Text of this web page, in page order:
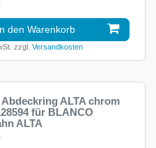
den Warenkorb
zzgl.Versandkosten
ALTA chrom
für BLANCO
ALTA